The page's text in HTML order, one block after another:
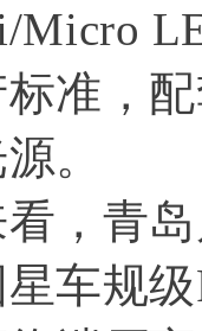
Micro
准，
。
，青
车规